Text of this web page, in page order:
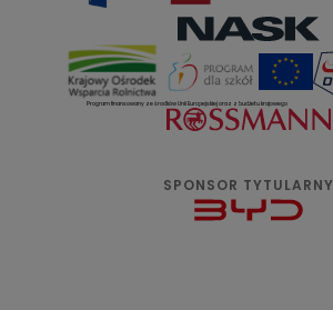
Program finansowany ze środków Unii Europejskiej oraz z budżetu krajowego
SPONSOR TYTULARNY